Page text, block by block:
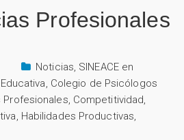
Profesionales
Noticias, SINEACE en
, Colegio de Psicólogos
, Competitividad,
, Habilidades Productivas,